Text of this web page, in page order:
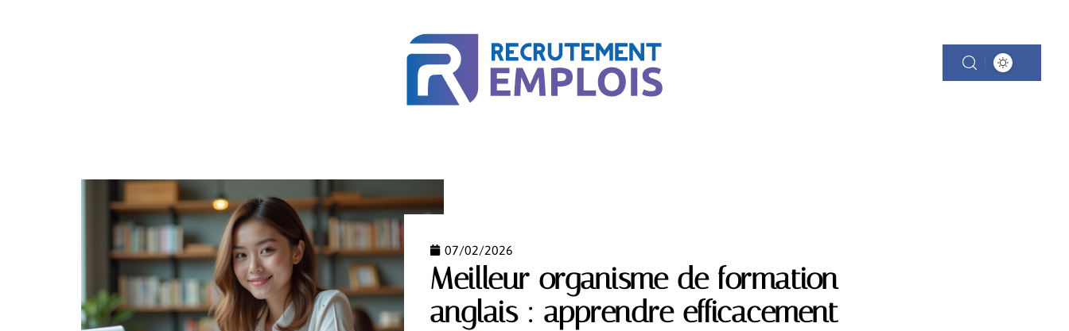
07/02/2026
Meilleur organisme de formation
anglais : apprendre efficacement